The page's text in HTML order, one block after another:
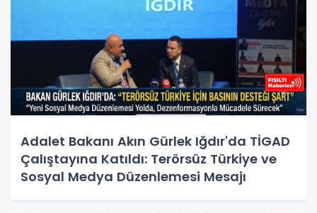
Adalet Bakanı Akın Gürlek Iğdır'da TİGAD
Çalıştayına Katıldı: Terörsüz Türkiye ve
Sosyal Medya Düzenlemesi Mesajı